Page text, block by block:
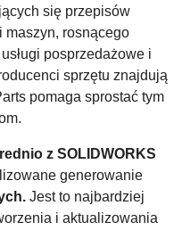
się przepisów
maszyn, rosnącego
posprzedażowe i
sprzętu znajdują
pomaga sprostać tym
z SOLIDWORKS
generowanie
Jest to najbardziej
i aktualizowania